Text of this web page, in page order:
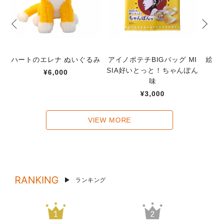
ハートのエレナ ぬいぐるみ
¥6,000
アイノポテチBIGバッグ MI
SIA好いとっと！ちゃんぽん
味
¥3,000
絵
VIEW MORE
RANKING ランキング